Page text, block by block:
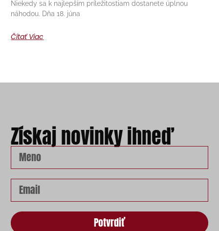
Niekedy sa k najlepším príležitostiam dostanete úplnou
náhodou. Dňa 18. júna
Čítať Viac
Získaj novinky ihneď
Potvrdiť